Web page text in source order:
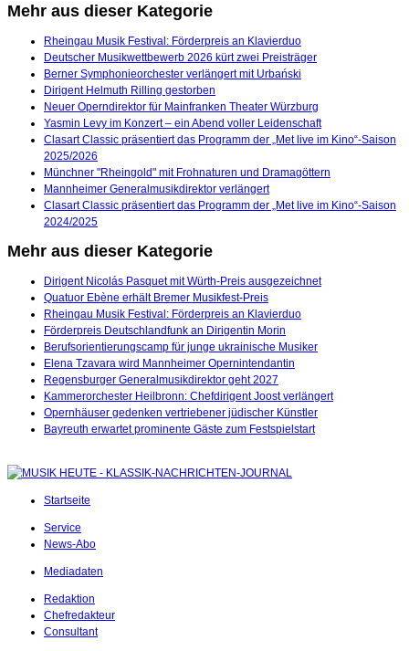
Mehr aus dieser Kategorie
Rheingau Musik Festival: Förderpreis an Klavierduo
Deutscher Musikwettbewerb 2026 kürt zwei Preisträger
Berner Symphonieorchester verlängert mit Urbański
Dirigent Helmuth Rilling gestorben
Neuer Operndirektor für Mainfranken Theater Würzburg
Yasmin Levy im Konzert – ein Abend voller Leidenschaft
Clasart Classic präsentiert das Programm der „Met live im Kino“-Saison
2025/2026
Münchner "Rheingold" mit Frohnaturen und Dramagöttern
Mannheimer Generalmusikdirektor verlängert
Clasart Classic präsentiert das Programm der „Met live im Kino“-Saison
2024/2025
Mehr aus dieser Kategorie
Dirigent Nicolás Pasquet mit Würth-Preis ausgezeichnet
Quatuor Ebène erhält Bremer Musikfest-Preis
Rheingau Musik Festival: Förderpreis an Klavierduo
Förderpreis Deutschlandfunk an Dirigentin Morin
Berufsorientierungscamp für junge ukrainische Musiker
Elena Tzavara wird Mannheimer Opernintendantin
Regensburger Generalmusikdirektor geht 2027
Kammerorchester Heilbronn: Chefdirigent Joost verlängert
Opernhäuser gedenken vertriebener jüdischer Künstler
Bayreuth erwartet prominente Gäste zum Festspielstart
Startseite
Service
News-Abo
Mediadaten
Redaktion
Chefredakteur
Consultant